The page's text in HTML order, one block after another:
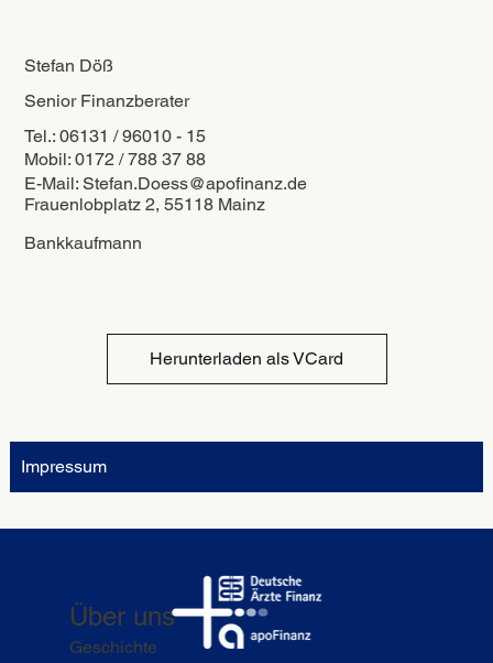
Stefan Döß
Senior Finanzberater
Tel.: 06131 / 96010 - 15
Mobil: 0172 / 788 37 88
E-Mail:Stefan.Doess@apofinanz.de
Frauenlobplatz 2, 55118 Mainz
Bankkaufmann
Herunterladen als VCard
Impressum
Über uns
Geschichte